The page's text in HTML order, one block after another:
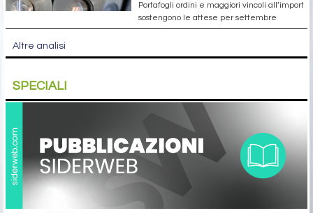
Portafogli ordini e maggiori vincoli all’import
sostengono le attese per settembre
Altre analisi
SPECIALI